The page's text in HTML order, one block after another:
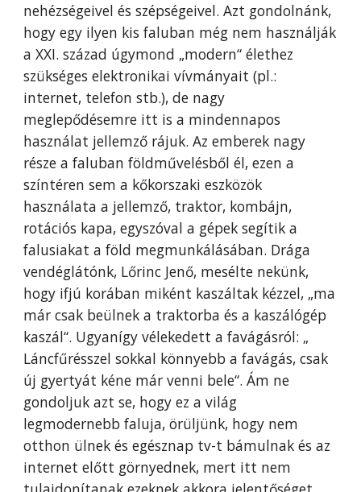
nehézségeivel és szépségeivel. Azt gondolnánk,
hogy egy ilyen kis faluban még nem használják
a XXI. század úgymond „modern“ élethez
szükséges elektronikai vívmányait (pl.:
internet, telefon stb.), de nagy
meglepődésemre itt is a mindennapos
használat jellemző rájuk. Az emberek nagy
része a faluban földművelésből él, ezen a
színtéren sem a kőkorszaki eszközök
használata a jellemző, traktor, kombájn,
rotációs kapa, egyszóval a gépek segítik a
falusiakat a föld megmunkálásában. Drága
vendéglátónk, Lőrinc Jenő, mesélte nekünk,
hogy ifjú korában miként kaszáltak kézzel, „ma
már csak beülnek a traktorba és a kaszálógép
kaszál“. Ugyanígy vélekedett a favágásról: „
Láncfűrésszel sokkal könnyebb a favágás, csak
új gyertyát kéne már venni bele“. Ám ne
gondoljuk azt se, hogy ez a világ
legmodernebb faluja, örüljünk, hogy nem
otthon ülnek és egésznap tv-t bámulnak és az
internet előtt görnyednek, mert itt nem